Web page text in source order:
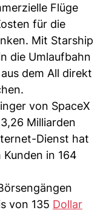
Flüge
für die
Mit Starship
die Umlaufbahn
aus dem All direkt
von SpaceX
Milliarden
Dienst hat
in 164
von 135 Dollar